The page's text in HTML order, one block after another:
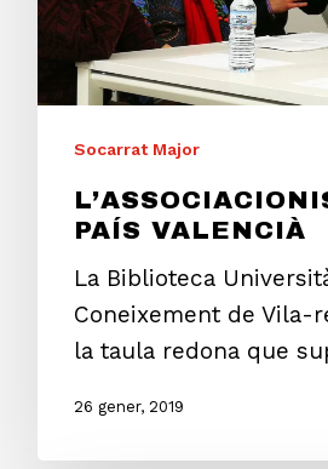
Socarrat Major
PAÍS VALENCIÀ
La Biblioteca
Coneixement de Vila-
la taula redona que
26 gener, 2019